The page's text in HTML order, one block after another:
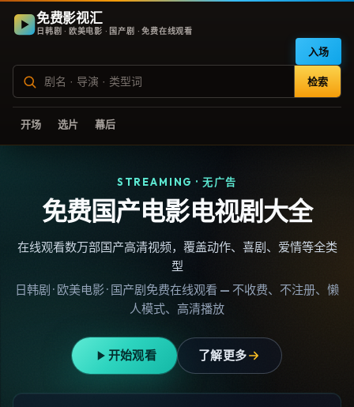
免费影视汇
日韩剧 · 欧美电影 · 国产剧 · 免费在线观看
检索
入场
开场 选片 幕后
STREAMING · 无广告
免费国产电影电视剧大全
在线观看数万部国产高清视频，覆盖动作、喜剧、爱情等全类
型
日韩剧 · 欧美电影 · 国产剧免费在线观看 — 不收费、不注册、懒
人模式、高清播放
开始观看 了解更多